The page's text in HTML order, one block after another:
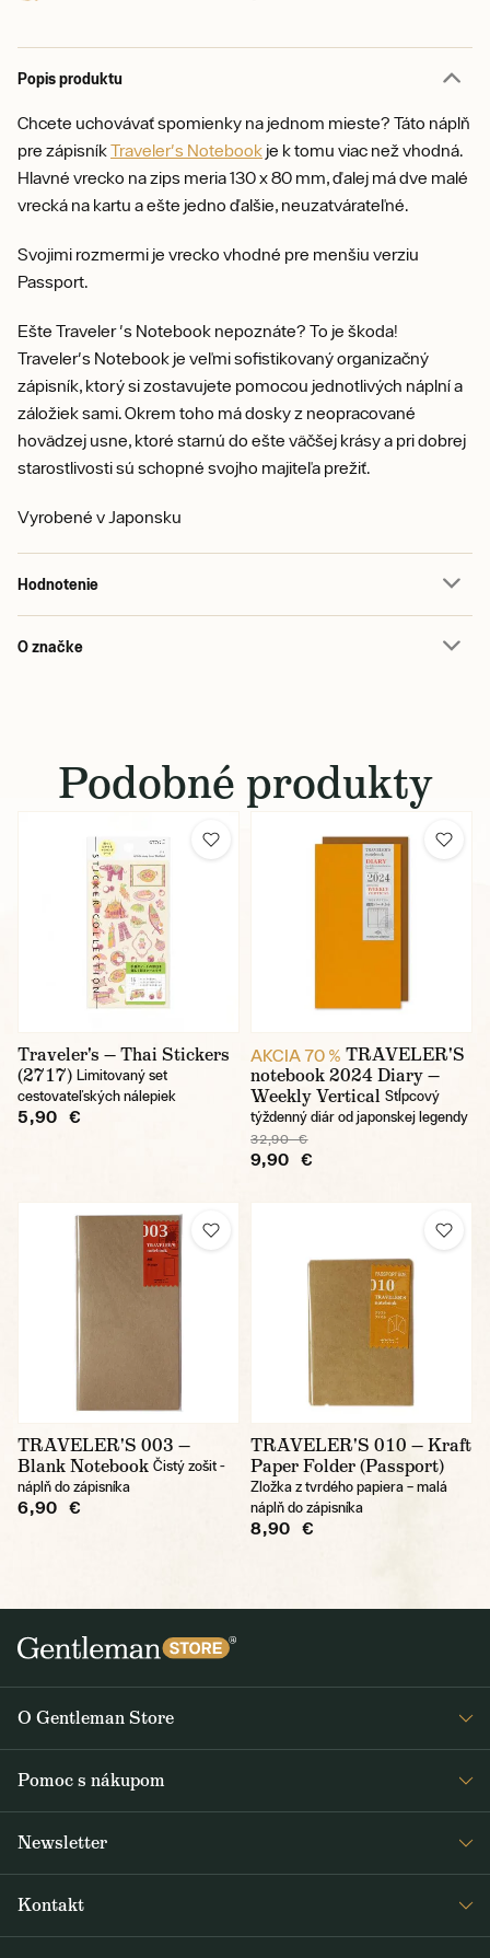
Popis produktu
Chcete uchovávať spomienky na jednom mieste? Táto náplň
pre zápisníkTraveler's Notebook je k tomu viac než vhodná.
Hlavné vrecko na zips meria 130 x 80 mm, ďalej má dve malé
vrecká na kartu a ešte jedno ďalšie, neuzatvárateľné.
Svojimi rozmermi je vrecko vhodné pre menšiu verziu
Passport.
Ešte Traveler 's Notebook nepoznáte? To je škoda!
Traveler's Notebook je veľmi sofistikovaný organizačný
zápisník, ktorý si zostavujete pomocou jednotlivých náplní a
záložiek sami. Okrem toho má dosky z neopracované
hovädzej usne, ktoré starnú do ešte väčšej krásy a pri dobrej
starostlivosti sú schopné svojho majiteľa prežiť.
Vyrobené v Japonsku
Hodnotenie
O značke
Podobné produkty
Traveler's — Thai Stickers
(2717) Limitovaný set
cestovateľských nálepiek
5,90 €
AKCIA 70 % TRAVELER'S
notebook 2024 Diary —
Weekly Vertical Stĺpcový
týždenný diár od japonskej legendy
32,90 €
9,90 €
TRAVELER'S 003 —
Blank Notebook Čistý zošit -
náplň do zápisníka
6,90 €
TRAVELER'S 010 — Kraft
Paper Folder (Passport)
Zložka z tvrdého papiera – malá
náplň do zápisníka
8,90 €
O Gentleman Store
Pomoc s nákupom
Newsletter
a špeciálnych ponukách. Posielame ich 2-3x týždenne.
Kontakt